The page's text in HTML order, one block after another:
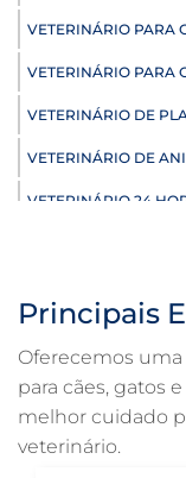
VETERINÁRIO PARA
VETERINÁRIO PARA
VETERINÁRIO DE
VETERINÁRIO DE
VETERINÁRIO 24
ULTRASSOM
TRATAMENTO DE
RAIO X VETERINÁRIO
Principais
Oferecemos
para cães, gatos
melhor cuidado
veterinário.